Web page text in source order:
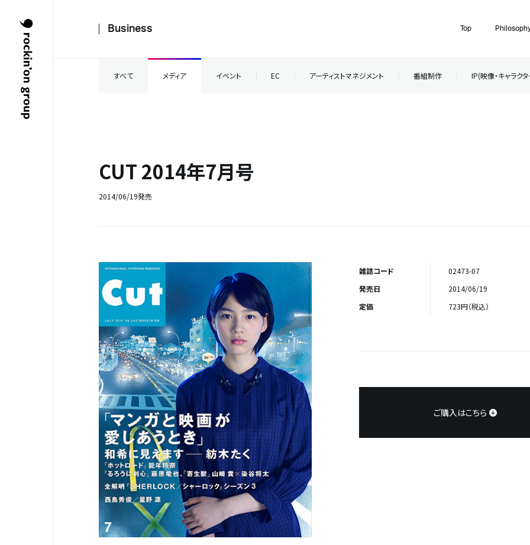
Top
Business
すべて メディア イベント EC アーティストマネジメント 番組制作 IP(映像・キャラク
CUT 2014年7月号
2014/06/19発売
雑誌コード
02473-07
発売日
2014/06/19
定価
723円（税込）
ご購入はこちら